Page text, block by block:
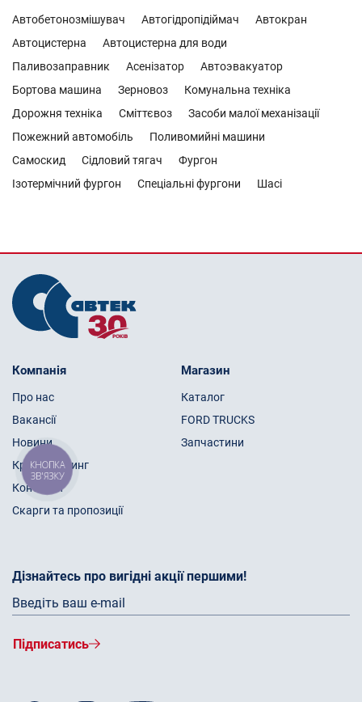
Автобетонозмішувач Автогідропідіймач
Автокран
Автоцистерна
Автоцистерна для води
Паливозаправник
Асенізатор
Автоэвакуатор
Бортова машина
Зерновоз
Комунальна техніка
Дорожня техніка
Сміттєвоз
Засоби малої механізації
Пожежний автомобіль
Поливомийні машини
Самоскид
Сідловий тягач
Фургон
Ізотермічний фургон
Спеціальні фургони Шасі
Компанія
Про нас
Вакансії
Новини
Кредит/Лізинг
Контакти
Скарги та пропозиції
Магазин
Каталог
FORD TRUCKS
Запчастини
Дізнайтесь про вигідні акції першими!
Підписатись
КНОПКА
ЗВ'ЯЗКУ